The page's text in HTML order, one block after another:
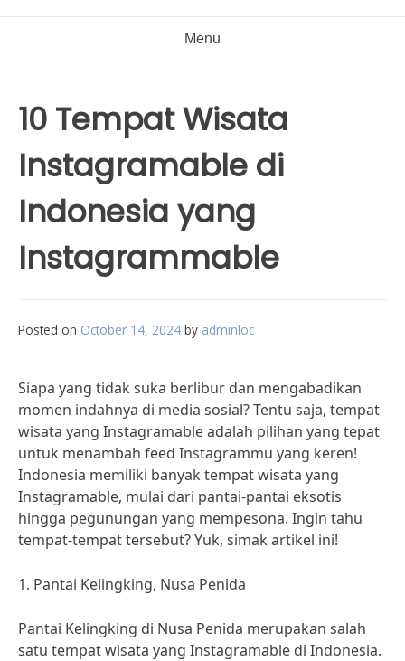
Menu
10 Tempat Wisata
Instagramable di
Indonesia yang
Instagrammable
Posted on October 14, 2024 by adminloc
Siapa yang tidak suka berlibur dan mengabadikan
momen indahnya di media sosial? Tentu saja, tempat
wisata yang Instagramable adalah pilihan yang tepat
untuk menambah feed Instagrammu yang keren!
Indonesia memiliki banyak tempat wisata yang
Instagramable, mulai dari pantai-pantai eksotis
hingga pegunungan yang mempesona. Ingin tahu
tempat-tempat tersebut? Yuk, simak artikel ini!
1. Pantai Kelingking, Nusa Penida
Pantai Kelingking di Nusa Penida merupakan salah
satu tempat wisata yang Instagramable di Indonesia.